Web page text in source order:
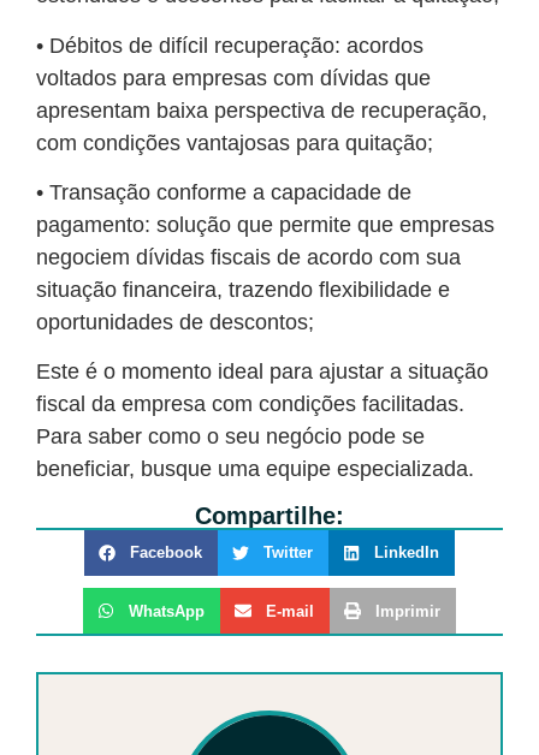
• Débitos de difícil recuperação: acordos
voltados para empresas com dívidas que
apresentam baixa perspectiva de recuperação,
com condições vantajosas para quitação;
• Transação conforme a capacidade de
pagamento: solução que permite que empresas
negociem dívidas fiscais de acordo com sua
situação financeira, trazendo flexibilidade e
oportunidades de descontos;
Este é o momento ideal para ajustar a situação
fiscal da empresa com condições facilitadas.
Para saber como o seu negócio pode se
beneficiar, busque uma equipe especializada.
Compartilhe:
Facebook Twitter LinkedIn
WhatsApp E-mail Imprimir